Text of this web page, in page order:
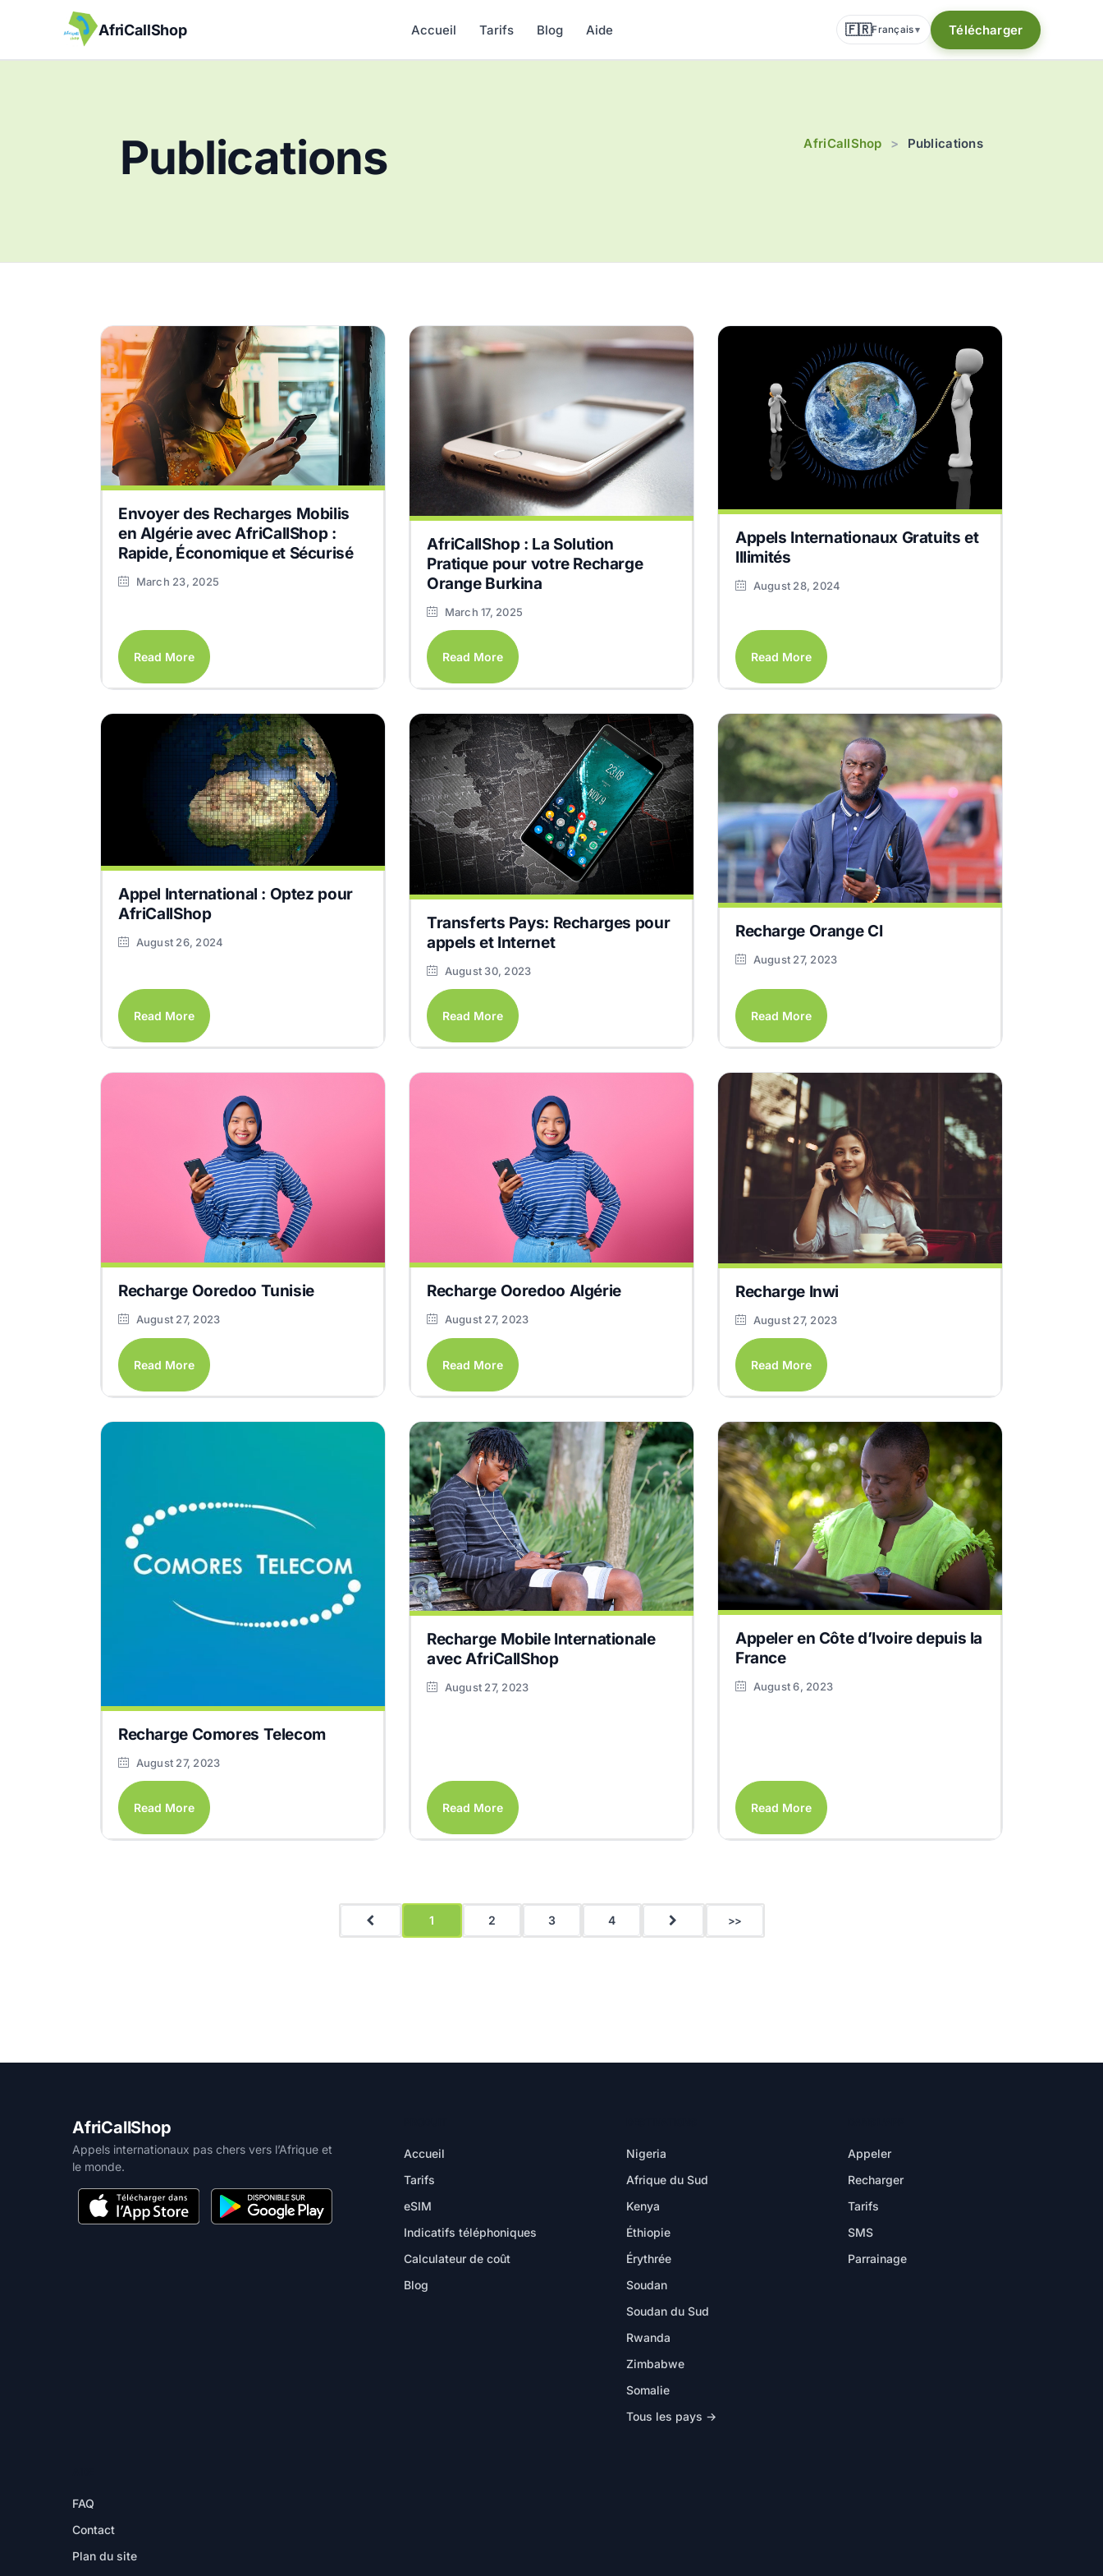
AfriCallShop Accueil Tarifs Blog Aide 🇫🇷Français▾ Télécharger
Publications AfriCallShop > Publications
Envoyer des Recharges Mobilis
en Algérie avec AfriCallShop :
Rapide, Économique et Sécurisé
March 23, 2025
Read More
AfriCallShop : La Solution
Pratique pour votre Recharge
Orange Burkina
March 17, 2025
Read More
Appels Internationaux Gratuits et
Illimités
August 28, 2024
Read More
Appel International : Optez pour
AfriCallShop
August 26, 2024
Read More
Transferts Pays: Recharges pour
appels et Internet
August 30, 2023
Read More
Recharge Orange CI
August 27, 2023
Read More
Recharge Ooredoo Tunisie
August 27, 2023
Read More
Recharge Ooredoo Algérie
August 27, 2023
Read More
Recharge Inwi
August 27, 2023
Read More
Recharge Comores Telecom
August 27, 2023
Read More
Recharge Mobile Internationale
avec AfriCallShop
August 27, 2023
Read More
Appeler en Côte d’Ivoire depuis la
France
August 6, 2023
Read More
1 2 3 4 >>
AfriCallShop
Appels internationaux pas chers vers l’Afrique et
le monde.
Accueil
Tarifs
eSIM
Indicatifs téléphoniques
Calculateur de coût
Blog
Nigeria
Afrique du Sud
Kenya
Éthiopie
Érythrée
Soudan
Soudan du Sud
Rwanda
Zimbabwe
Somalie
Tous les pays →
Appeler
Recharger
Tarifs
SMS
Parrainage
FAQ
Contact
Plan du site